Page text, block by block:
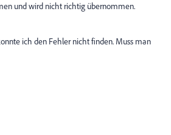
und wird nicht richtig übernommen.
ich den Fehler nicht finden. Muss man